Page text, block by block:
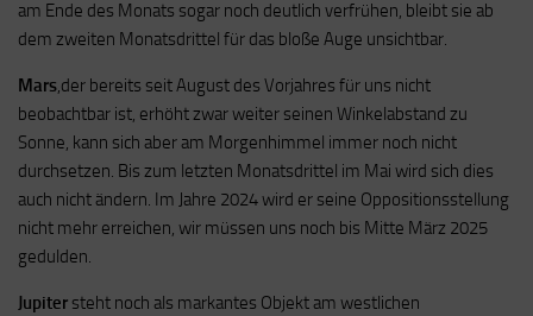
am Ende des Monats sogar noch deutlich verfrühen, bleibt sie ab
dem zweiten Monatsdrittel für das bloße Auge unsichtbar.
Mars,der bereits seit August des Vorjahres für uns nicht
beobachtbar ist, erhöht zwar weiter seinen Winkelabstand zu
Sonne, kann sich aber am Morgenhimmel immer noch nicht
durchsetzen. Bis zum letzten Monatsdrittel im Mai wird sich dies
auch nicht ändern. Im Jahre 2024 wird er seine Oppositionsstellung
nicht mehr erreichen, wir müssen uns noch bis Mitte März 2025
gedulden.
Jupiter steht noch als markantes Objekt am westlichen